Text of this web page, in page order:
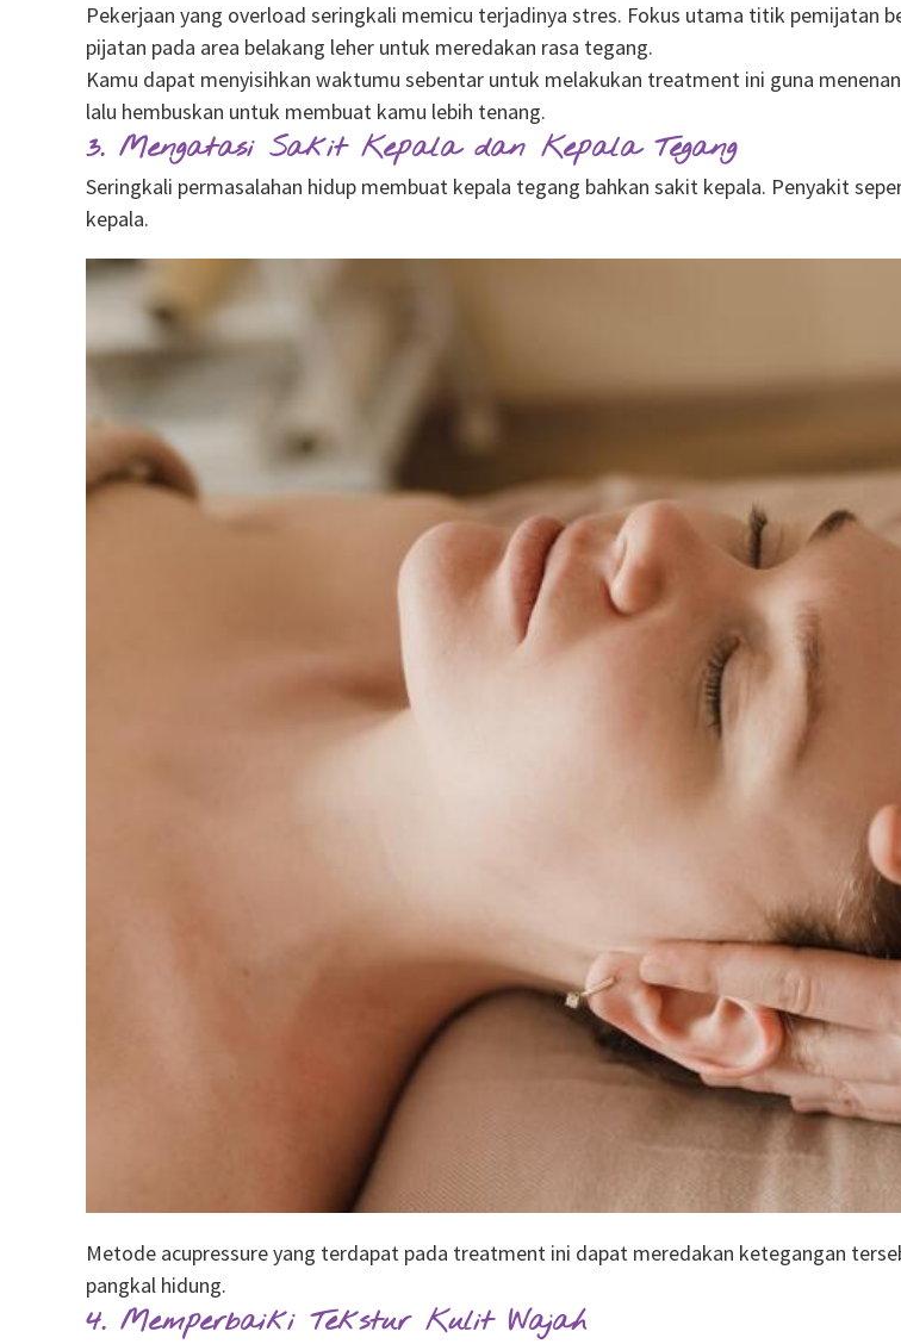
Pekerjaan yang overload seringkali memicu terjadinya stres. Fokus utama titik pemijatan
pijatan pada area belakang leher untuk meredakan rasa tegang.
Kamu dapat menyisihkan waktumu sebentar untuk melakukan treatment ini guna
lalu hembuskan untuk membuat kamu lebih tenang.
3. Mengatasi Sakit Kepala dan Kepala Tegang
Seringkali permasalahan hidup membuat kepala tegang bahkan sakit kepala. Penyakit
kepala.
Metode acupressure yang terdapat pada treatment ini dapat meredakan ketegangan
pangkal hidung.
4. Memperbaiki Tekstur Kulit Wajah